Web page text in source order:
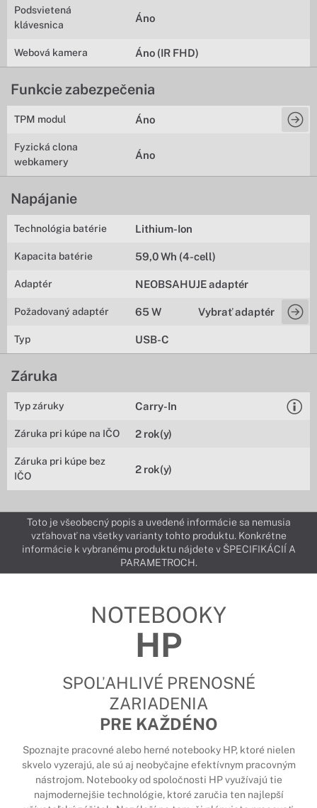
Podsvietená
klávesnica
Áno
Webová kamera Áno (IR FHD)
Funkcie zabezpečenia
TPM modul Áno
Fyzická clona
webkamery
Áno
Napájanie
Technológia batérie Lithium-Ion
Kapacita batérie 59,0 Wh (4-cell)
Adaptér NEOBSAHUJE adaptér
Požadovaný adaptér 65 W Vybrať adaptér
Typ USB-C
Záruka
Typ záruky Carry-In
Záruka pri kúpe na IČO 2 rok(y)
Záruka pri kúpe bez
IČO
2 rok(y)
Toto je všeobecný popis a uvedené informácie sa nemusia
vzťahovať na všetky varianty tohto produktu. Konkrétne
informácie k vybranému produktu nájdete v ŠPECIFIKÁCIÍ A
PARAMETROCH.
NOTEBOOKY
HP
SPOĽAHLIVÉ PRENOSNÉ
ZARIADENIA
PRE KAŽDÉNO
Spoznajte pracovné alebo herné notebooky HP, ktoré nielen
skvelo vyzerajú, ale sú aj neobyčajne efektívnym pracovným
nástrojom. Notebooky od spoločnosti HP využívajú tie
najmodernejšie technológie, ktoré zaručia ten najlepší